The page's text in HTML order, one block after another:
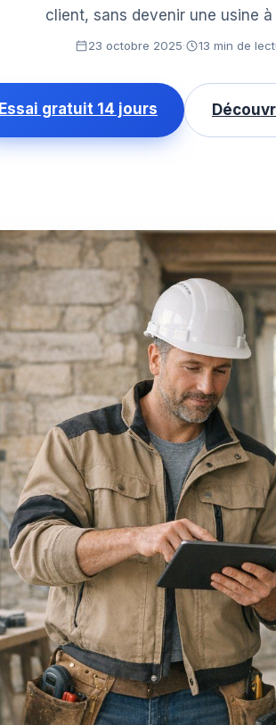
client, sans devenir une usine à
23 octobre 2025· 13 min de
Essai gratuit 14 jours